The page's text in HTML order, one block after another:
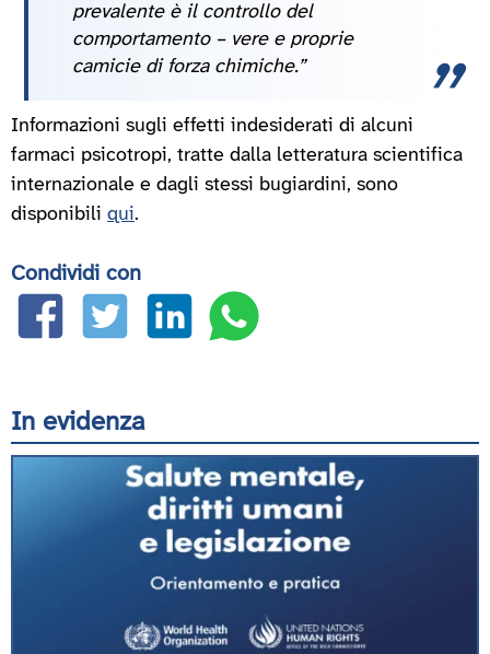
prevalente è il controllo del
comportamento – vere e proprie
camicie di forza chimiche.”
Informazioni sugli effetti indesiderati di alcuni
farmaci psicotropi, tratte dalla letteratura scientifica
internazionale e dagli stessi bugiardini, sono
disponibili qui.
Condividi con
In evidenza